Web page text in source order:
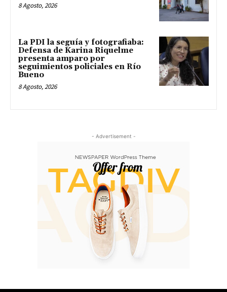
8 Agosto, 2026
La PDI la seguía y fotografiaba:
Defensa de Karina Riquelme
presenta amparo por
seguimientos policiales en Río
Bueno
8 Agosto, 2026
- Advertisement -